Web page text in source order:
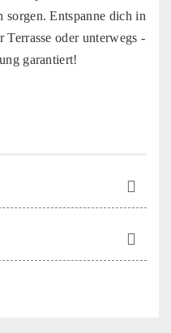
sorgen. Entspanne dich in
oder unterwegs -
garantiert!